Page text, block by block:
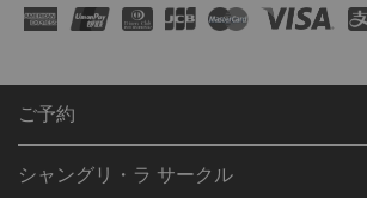
ご予約
ご予約の検索
シャングリ・ラ サークル